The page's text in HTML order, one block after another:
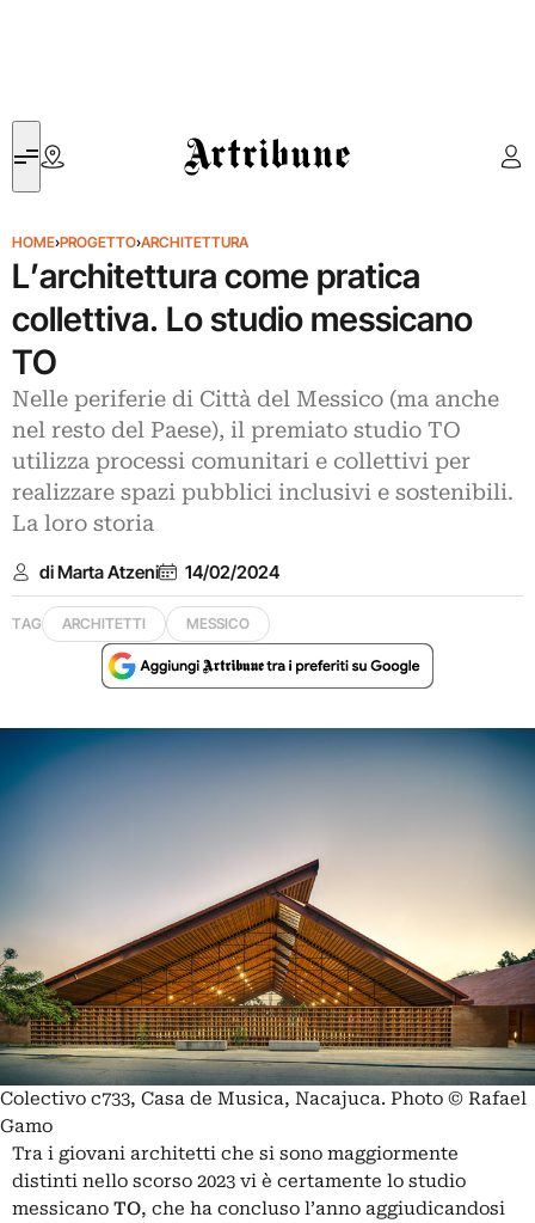
Artribune
HOME›PROGETTO›ARCHITETTURA
L’architettura come pratica
collettiva. Lo studio messicano
TO
Nelle periferie di Città del Messico (ma anche
nel resto del Paese), il premiato studio TO
utilizza processi comunitari e collettivi per
realizzare spazi pubblici inclusivi e sostenibili.
La loro storia
di Marta Atzeni 14/02/2024
TAG ARCHITETTI MESSICO
Colectivo c733, Casa de Musica, Nacajuca. Photo © Rafael
Gamo
Tra i giovani architetti che si sono maggiormente
distinti nello scorso 2023 vi è certamente lo studio
messicano TO, che ha concluso l’anno aggiudicandosi